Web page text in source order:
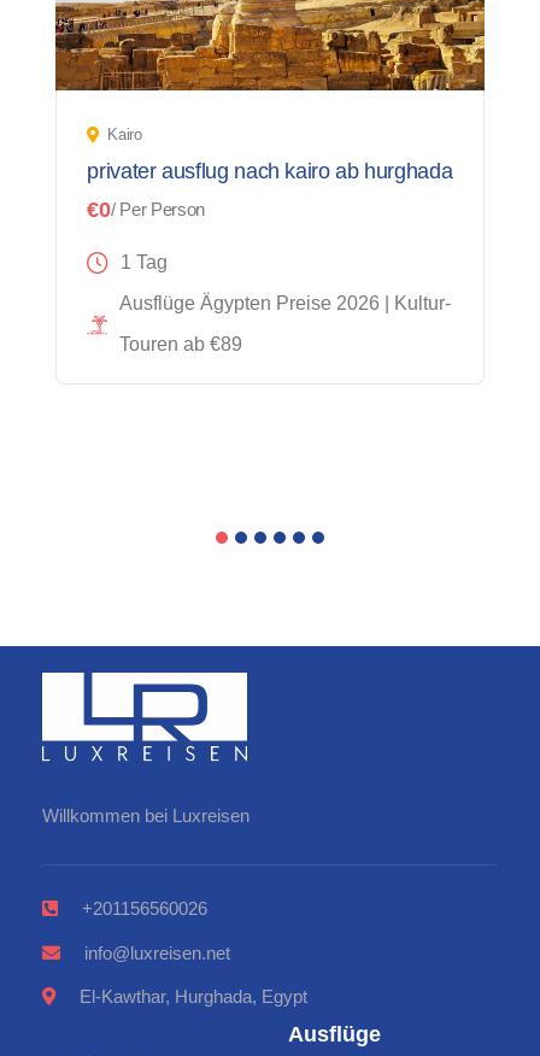
Kairo
privater ausflug nach kairo ab hurghada
€0/ Per Person
1 Tag
Ausflüge Ägypten Preise 2026 | Kultur-
Touren ab €89
Willkommen bei Luxreisen
+201156560026
info@luxreisen.net
El-Kawthar, Hurghada, Egypt
Ausflüge